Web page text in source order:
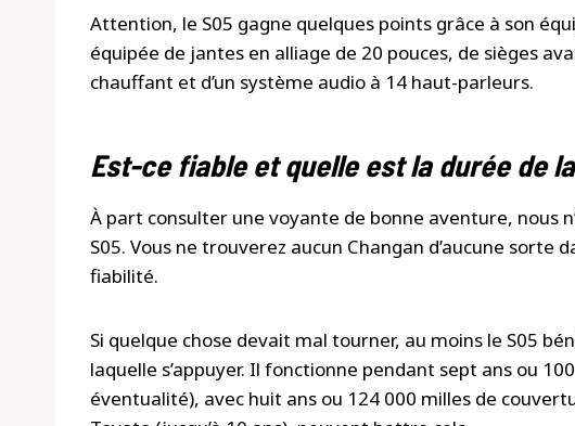
Attention, le S05 gagne quelques points grâce à son
équipée de jantes en alliage de 20 pouces, de sièges
chauffant et d’un système audio à 14 haut-parleurs.
Est-ce fiable et quelle est la durée de
À part consulter une voyante de bonne aventure, nous
S05. Vous ne trouverez aucun Changan d’aucune sorte
fiabilité.
Si quelque chose devait mal tourner, au moins le S05
laquelle s’appuyer. Il fonctionne pendant sept ans ou
éventualité), avec huit ans ou 124 000 milles de